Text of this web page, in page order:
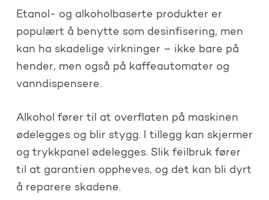
Etanol- og alkoholbaserte produkter er
populært å benytte som desinfisering, men
kan ha skadelige virkninger – ikke bare på
hender, men også på kaffeautomater og
vanndispensere.
Alkohol fører til at overflaten på maskinen
ødelegges og blir stygg. I tillegg kan skjermer
og trykkpanel ødelegges. Slik feilbruk fører
til at garantien oppheves, og det kan bli dyrt
å reparere skadene.